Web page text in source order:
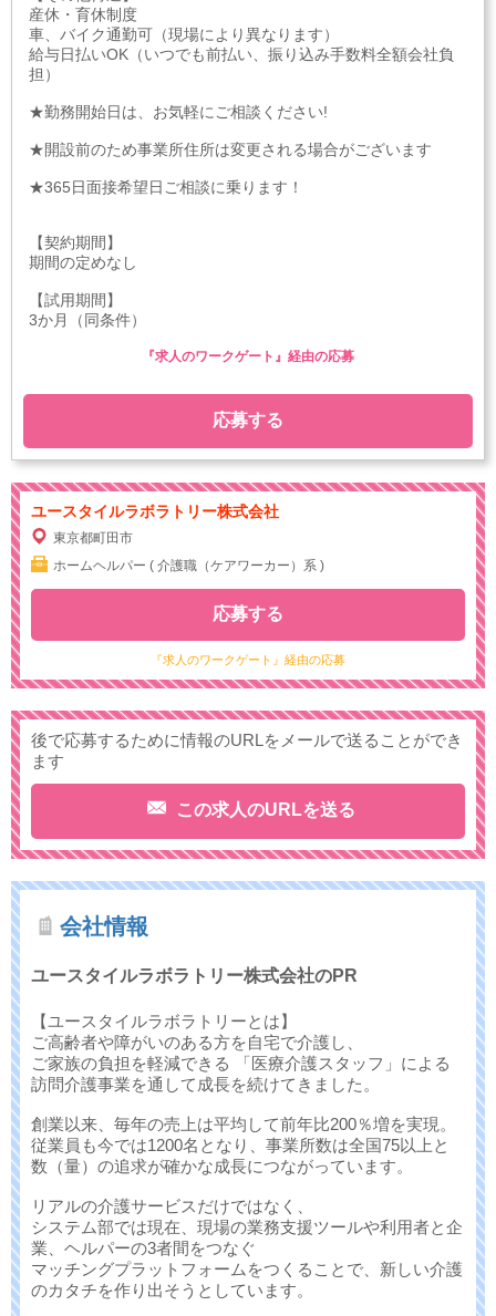
産休・育休制度
車、バイク通勤可（現場により異なります）
給与日払いOK（いつでも前払い、振り込み手数料全額会社負
担）
★勤務開始日は、お気軽にご相談ください!
★開設前のため事業所住所は変更される場合がございます
★365日面接希望日ご相談に乗ります！
【契約期間】
期間の定めなし
【試用期間】
3か月（同条件）
応募する
『求人のワークゲート』経由の応募
ユースタイルラボラトリー株式会社
東京都町田市
ホームヘルパー ( 介護職（ケアワーカー）系 )
『求人のワークゲート』経由の応募
応募する
後で応募するために情報のURLをメールで送ることができ
ます
この求人のURLを送る
会社情報
ユースタイルラボラトリー株式会社のPR
【ユースタイルラボラトリーとは】
ご高齢者や障がいのある方を自宅で介護し、
ご家族の負担を軽減できる 「医療介護スタッフ」による
訪問介護事業を通して成長を続けてきました。
創業以来、毎年の売上は平均して前年比200％増を実現。
従業員も今では1200名となり、事業所数は全国75以上と
数（量）の追求が確かな成長につながっています。
リアルの介護サービスだけではなく、
システム部では現在、現場の業務支援ツールや利用者と企
業、ヘルパーの3者間をつなぐ
マッチングプラットフォームをつくることで、新しい介護
のカタチを作り出そうとしています。